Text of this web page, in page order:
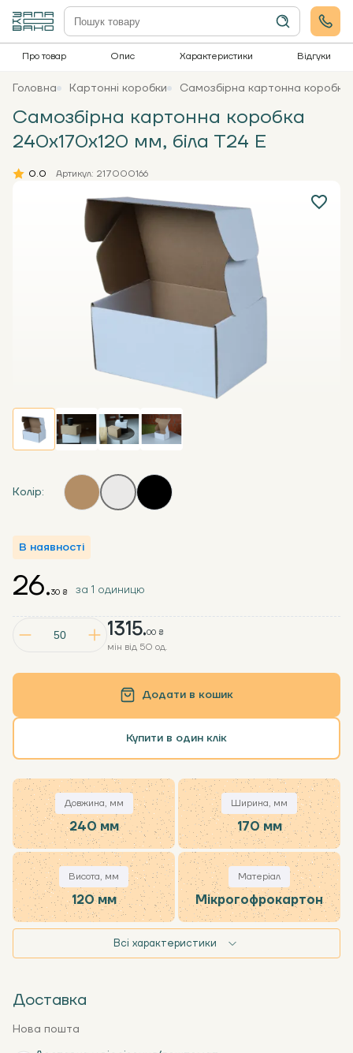
Про товар Опис Характеристики Відгуки
Головна Картонні коробки Самозбірна картонна
Самозбірна картонна коробка
240x170x120 мм, біла Т24 Е
0.0 Артикул: 217000166
Колір:
В наявності
1315.00 ₴
мін від 50 од.
26.30 ₴ за 1 одиницю
Додати в кошик
Купити в один клік
Довжина, мм
240 мм
Ширина, мм
170 мм
Висота, мм
120 мм
Матеріал
Мікрогофрокартон
Всі характеристики
Доставка
Нова пошта